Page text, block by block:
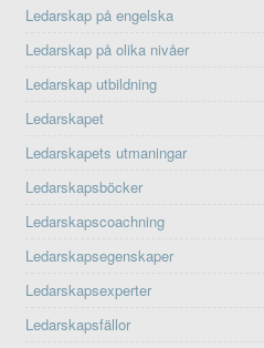
Ledarskap på engelska
Ledarskap på olika nivåer
Ledarskap utbildning
Ledarskapet
Ledarskapets utmaningar
Ledarskapsböcker
Ledarskapscoachning
Ledarskapsegenskaper
Ledarskapsexperter
Ledarskapsfällor